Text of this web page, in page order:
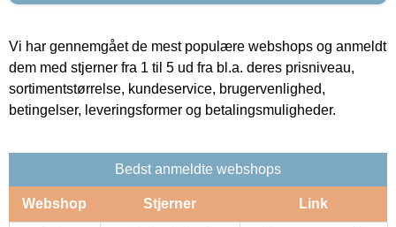
Vi har gennemgået de mest populære webshops og anmeldt
dem med stjerner fra 1 til 5 ud fra bl.a. deres prisniveau,
sortimentstørrelse, kundeservice, brugervenlighed,
betingelser, leveringsformer og betalingsmuligheder.
Bedst anmeldte webshops
Webshop Stjerner Link